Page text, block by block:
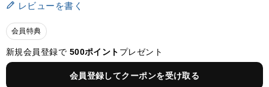
レビューを書く
会員特典
新規会員登録で 500ポイント プレゼント
会員登録してクーポンを受け取る